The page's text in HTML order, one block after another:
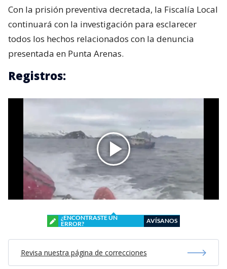
Con la prisión preventiva decretada, la Fiscalía Local
continuará con la investigación para esclarecer
todos los hechos relacionados con la denuncia
presentada en Punta Arenas.
Registros:
¿ENCONTRASTE UN
ERROR?
AVÍSANOS
Revisa nuestra página de correcciones